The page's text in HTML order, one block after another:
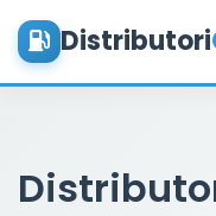
Distributori